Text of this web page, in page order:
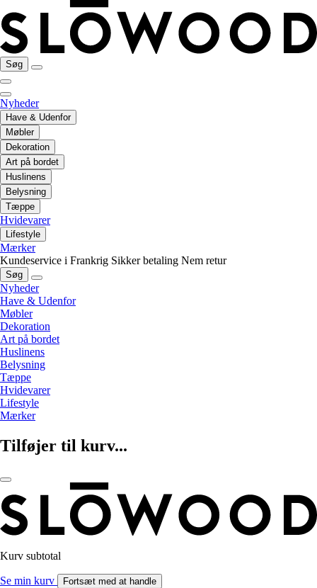
Søg
Nyheder
Have & Udenfor
Møbler
Dekoration
Art på bordet
Huslinens
Belysning
Tæppe
Hvidevarer
Lifestyle
Mærker
Kundeservice i Frankrig Sikker betaling Nem retur
Søg
Nyheder
Have & Udenfor
Møbler
Dekoration
Art på bordet
Huslinens
Belysning
Tæppe
Hvidevarer
Lifestyle
Mærker
Tilføjer til kurv...
Kurv subtotal
Se min kurv Fortsæt med at handle